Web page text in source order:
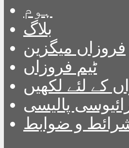
ہوم
بلاگ
فروزاں میگزین
ٹیم فروزاں
کے لئے لکھیں
پالیسی
و ضوابط